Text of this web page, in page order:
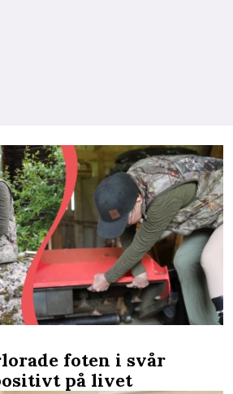
foten i svår
på livet